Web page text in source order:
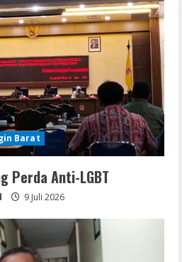
Barat
Perda Anti-LGBT
9 Juli 2026